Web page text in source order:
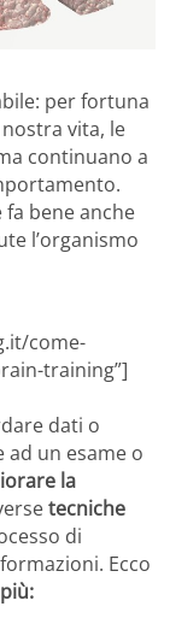
per fortuna
vita, le
continuano a
bene anche
l’organismo
come-
training”]
dati o
un esame o
la
tecniche
di
Ecco